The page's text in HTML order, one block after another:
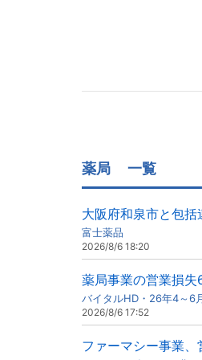
薬局 一覧
大阪府和泉市と包括
富士薬品
2026/8/6 18:20
薬局事業の営業損
バイタルHD・26年4～6
2026/8/6 17:52
ファーマシー事業